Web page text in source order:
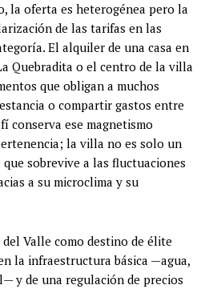
la oferta es heterogénea pero la
de las tarifas en las
El alquiler de una casa en
Quebradita o el centro de la villa
que obligan a muchos
o compartir gastos entre
conserva ese magnetismo
la villa no es solo un
sobrevive a las fluctuaciones
a su microclima y su
Valle como destino de élite
la infraestructura básica —agua,
y de una regulación de precios